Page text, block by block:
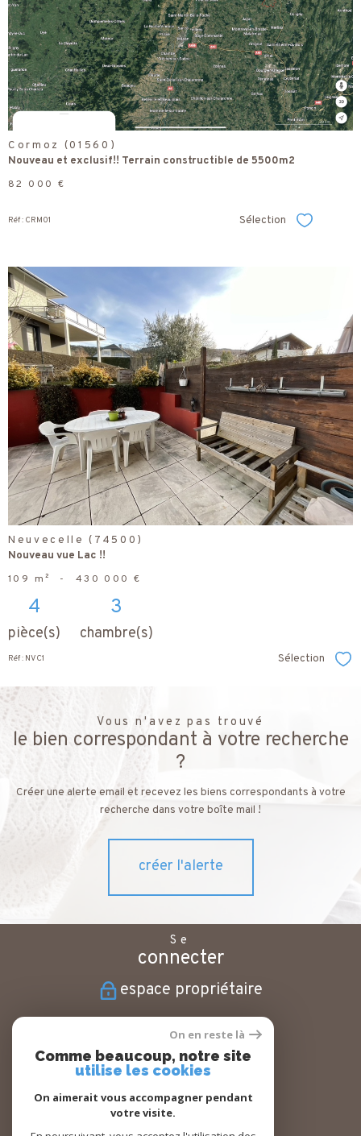
bien
Cormoz (01560)
Nouveau et exclusif!! Terrain constructible de 5500m2
82 000 €
Réf : CRM01 Sélection Sélectionner
voir le
bien
Neuvecelle (74500)
Nouveau vue Lac !!
109 m² - 430 000 €
4
pièce(s)
3
chambre(s)
Réf : NVC1 Sélection
Vous n'avez pas trouvé
le bien correspondant à votre recherche
?
Créer une alerte email et recevez les biens correspondants à votre
recherche dans votre boîte mail !
créer l'alerte
Se
connecter
espace propriétaire
suivre
Nous
On en reste là
Comme beaucoup, notre site
utilise les cookies
On aimerait vous accompagner pendant
votre visite.